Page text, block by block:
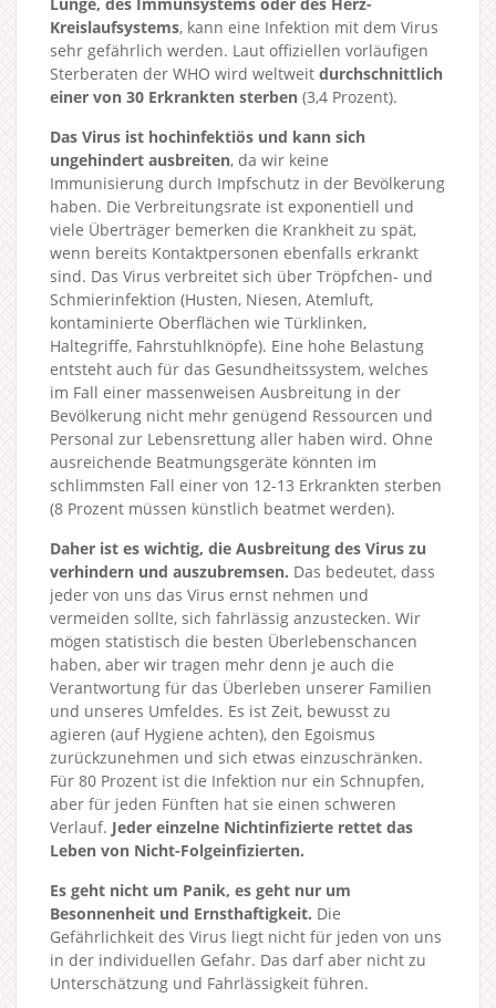
Kreislaufsystems, kann eine Infektion mit dem Virus
sehr gefährlich werden. Laut offiziellen vorläufigen
Sterberaten der WHO wird weltweit durchschnittlich
einer von 30 Erkrankten sterben (3,4 Prozent).
Das Virus ist hochinfektiös und kann sich
ungehindert ausbreiten, da wir keine
Immunisierung durch Impfschutz in der Bevölkerung
haben. Die Verbreitungsrate ist exponentiell und
viele Überträger bemerken die Krankheit zu spät,
wenn bereits Kontaktpersonen ebenfalls erkrankt
sind. Das Virus verbreitet sich über Tröpfchen- und
Schmierinfektion (Husten, Niesen, Atemluft,
kontaminierte Oberflächen wie Türklinken,
Haltegriffe, Fahrstuhlknöpfe). Eine hohe Belastung
entsteht auch für das Gesundheitssystem, welches
im Fall einer massenweisen Ausbreitung in der
Bevölkerung nicht mehr genügend Ressourcen und
Personal zur Lebensrettung aller haben wird. Ohne
ausreichende Beatmungsgeräte könnten im
schlimmsten Fall einer von 12-13 Erkrankten sterben
(8 Prozent müssen künstlich beatmet werden).
Daher ist es wichtig, die Ausbreitung des Virus zu
verhindern und auszubremsen. Das bedeutet, dass
jeder von uns das Virus ernst nehmen und
vermeiden sollte, sich fahrlässig anzustecken. Wir
mögen statistisch die besten Überlebenschancen
haben, aber wir tragen mehr denn je auch die
Verantwortung für das Überleben unserer Familien
und unseres Umfeldes. Es ist Zeit, bewusst zu
agieren (auf Hygiene achten), den Egoismus
zurückzunehmen und sich etwas einzuschränken.
Für 80 Prozent ist die Infektion nur ein Schnupfen,
aber für jeden Fünften hat sie einen schweren
Verlauf. Jeder einzelne Nichtinfizierte rettet das
Leben von Nicht-Folgeinfizierten.
Es geht nicht um Panik, es geht nur um
Besonnenheit und Ernsthaftigkeit. Die
Gefährlichkeit des Virus liegt nicht für jeden von uns
in der individuellen Gefahr. Das darf aber nicht zu
Unterschätzung und Fahrlässigkeit führen.